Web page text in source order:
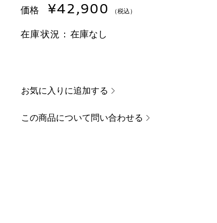
価格 ¥42,900 （税込）
在庫状況： 在庫なし
お気に入りに追加する
この商品について問い合わせる